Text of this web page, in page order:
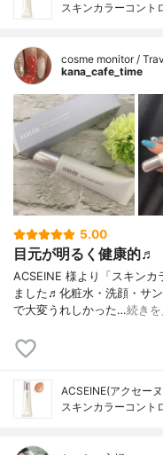
スキンカラーコント
cosme monitor /
kana_cafe_time
5.00
目元が明るく健康的♬
ACSEINE 様より「スキン
ました♬化粧水・洗顔・サ
で大変うれしかった…続き
ACSEINE(アクセー
スキンカラーコント